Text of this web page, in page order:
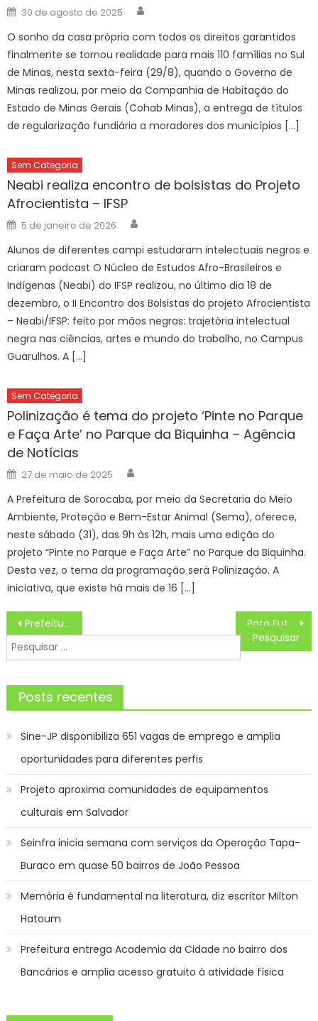
Posted
on
30 de agosto de 2025
O sonho da casa própria com todos os direitos garantidos
finalmente se tornou realidade para mais 110 famílias no Sul
de Minas, nesta sexta-feira (29/8), quando o Governo de
Minas realizou, por meio da Companhia de Habitação do
Estado de Minas Gerais (Cohab Minas), a entrega de títulos
de regularização fundiária a moradores dos municípios […]
Sem Categoria
Neabi realiza encontro de bolsistas do Projeto
Afrocientista – IFSP
Posted
on
5 de janeiro de 2026
Alunos de diferentes campi estudaram intelectuais negros e
criaram podcast O Núcleo de Estudos Afro-Brasileiros e
Indígenas (Neabi) do IFSP realizou, no último dia 18 de
dezembro, o II Encontro dos Bolsistas do projeto Afrocientista
– Neabi/IFSP: feito por mãos negras: trajetória intelectual
negra nas ciências, artes e mundo do trabalho, no Campus
Guarulhos. A […]
Sem Categoria
Polinização é tema do projeto ‘Pinte no Parque
e Faça Arte’ no Parque da Biquinha – Agência
de Notícias
Posted
on
27 de maio de 2025
A Prefeitura de Sorocaba, por meio da Secretaria do Meio
Ambiente, Proteção e Bem-Estar Animal (Sema), oferece,
neste sábado (31), das 9h às 12h, mais uma edição do
projeto “Pinte no Parque e Faça Arte” no Parque da Biquinha.
Desta vez, o tema da programação será Polinização. A
iniciativa, que existe há mais de 16 […]
Navegação
de
Post
Prefeitura apresenta as novidades para o Rio Réveillon 2025 – Prefeitura da Cidade do Rio de Janeiro
Pesquisar
por:
Posts recentes
Sine-JP disponibiliza 651 vagas de emprego e amplia
oportunidades para diferentes perfis
Projeto aproxima comunidades de equipamentos
culturais em Salvador
Seinfra inicia semana com serviços da Operação Tapa-
Buraco em quase 50 bairros de João Pessoa
Memória é fundamental na literatura, diz escritor Milton
Hatoum
Prefeitura entrega Academia da Cidade no bairro dos
Bancários e amplia acesso gratuito à atividade física